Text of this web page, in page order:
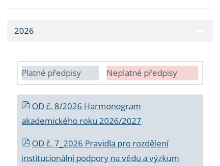
2026
Platné předpisy Neplatné předpisy
OD č. 8/2026 Harmonogram
akademického roku 2026/2027
OD č. 7_2026 Pravidla pro rozdělení
institucionální podpory na vědu a výzkum